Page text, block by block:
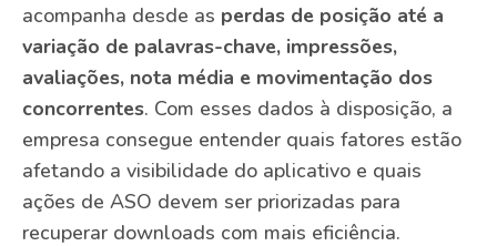
acompanha desde as perdas de posição até a
variação de palavras-chave, impressões,
avaliações, nota média e movimentação dos
concorrentes. Com esses dados à disposição, a
empresa consegue entender quais fatores estão
afetando a visibilidade do aplicativo e quais
ações de ASO devem ser priorizadas para
recuperar downloads com mais eficiência.